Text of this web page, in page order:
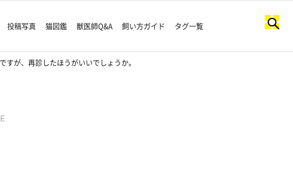
投稿写真 猫図鑑 獣医師Q&A 飼い方ガイド タグ一覧
が、再診したほうがいいでしょうか。